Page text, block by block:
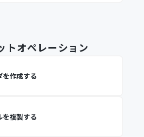
トオペレーション
を作成する
を複製する